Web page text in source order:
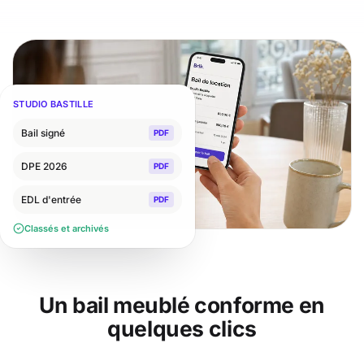
STUDIO BASTILLE
Bail signé PDF
DPE 2026 PDF
EDL d'entrée PDF
Classés et archivés
Un bail meublé conforme en
quelques clics